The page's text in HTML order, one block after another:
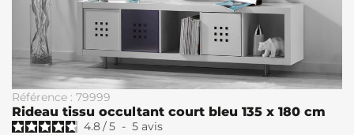
Référence : 79999
Rideau tissu occultant court bleu 135 x 180 cm
4.8/5 - 5 avis